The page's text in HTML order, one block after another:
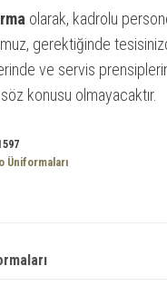
olarak, kadrolu
gerektiğinde
ve servis
konusu olmayacaktır.
Üniformaları